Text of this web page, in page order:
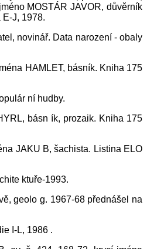
MOSTÁR JAVOR, důvěrník
J, 1978.
novinář. Data narození - obaly
HAMLET, básník. Kniha 175
ní hudby.
básn ík, prozaik. Kniha 175
JAKU B, šachista. Listina ELO
ktuře-1993.
geolo g. 1967-68 přednášel na
I-L, 1986 .